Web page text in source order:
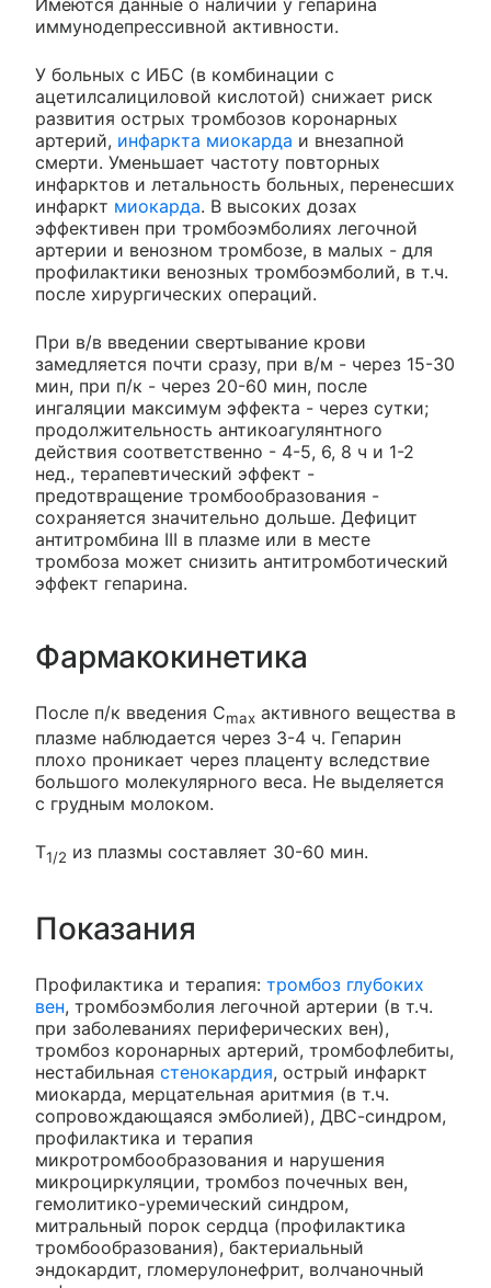
Имеются данные о наличии у гепарина
иммунодепрессивной активности.
У больных с ИБС (в комбинации с
ацетилсалициловой кислотой) снижает риск
развития острых тромбозов коронарных
артерий, инфаркта миокарда и внезапной
смерти. Уменьшает частоту повторных
инфарктов и летальность больных, перенесших
инфаркт миокарда. В высоких дозах
эффективен при тромбоэмболиях легочной
артерии и венозном тромбозе, в малых - для
профилактики венозных тромбоэмболий, в т.ч.
после хирургических операций.
При в/в введении свертывание крови
замедляется почти сразу, при в/м - через 15-30
мин, при п/к - через 20-60 мин, после
ингаляции максимум эффекта - через сутки;
продолжительность антикоагулянтного
действия соответственно - 4-5, 6, 8 ч и 1-2
нед., терапевтический эффект -
предотвращение тромбообразования -
сохраняется значительно дольше. Дефицит
антитромбина III в плазме или в месте
тромбоза может снизить антитромботический
эффект гепарина.
Фармакокинетика
После п/к введения Cmax активного вещества в
плазме наблюдается через 3-4 ч. Гепарин
плохо проникает через плаценту вследствие
большого молекулярного веса. Не выделяется
с грудным молоком.
T1/2 из плазмы составляет 30-60 мин.
Показания
Профилактика и терапия: тромбоз глубоких
вен, тромбоэмболия легочной артерии (в т.ч.
при заболеваниях периферических вен),
тромбоз коронарных артерий, тромбофлебиты,
нестабильная стенокардия, острый инфаркт
миокарда, мерцательная аритмия (в т.ч.
сопровождающаяся эмболией), ДВС-синдром,
профилактика и терапия
микротромбообразования и нарушения
микроциркуляции, тромбоз почечных вен,
гемолитико-уремический синдром,
митральный порок сердца (профилактика
тромбообразования), бактериальный
эндокардит, гломерулонефрит, волчаночный